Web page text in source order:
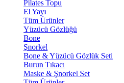
Pilates Topu
El Yayı
Tüm Ürünler
Yüzücü Gözlüğü
Bone
Şnorkel
Bone & Yüzücü Gözlük Seti
Burun Tıkacı
Maske & Şnorkel Set